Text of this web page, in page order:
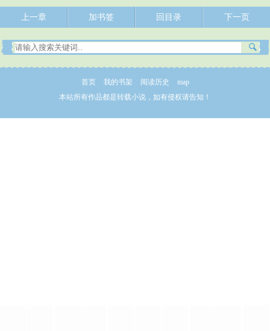
上一章 加书签 回目录 下一页
首页 我的书架 阅读历史
map
本站所有作品都是转载小说，如有侵权请告知！